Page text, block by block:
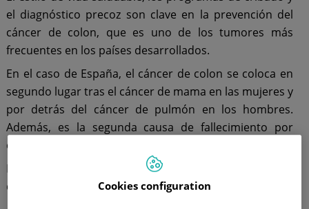
el diagnóstico precoz son clave en la prevención del
cáncer de colon, que es uno de los tumores más
frecuentes en los países desarrollados.
En el caso de España, el cáncer de colon se coloca en
segundo lugar tras el cáncer de mama en las mujeres y
por detrás del cáncer de pulmón en los hombres.
Además, es la segunda causa de fallecimiento por
cáncer.
Por eso, con motivo del Día Mundial contra el Cáncer
de Colon, repasamos lospilares de la prevención
Cookies configuration